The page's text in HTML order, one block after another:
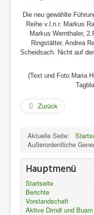
Die neu gewählte
Reihe v.l.n.r. Markus
Markus Wernthaler,
Ringstätter, Andrea
Scheidsach. Nicht auf
(Text und Foto Maria
Zurück
Aktuelle Seite:
Außerordentliche
Hauptmenü
Startseite
Berichte
Vorstandschaft
Aktive Dirndl und Buam